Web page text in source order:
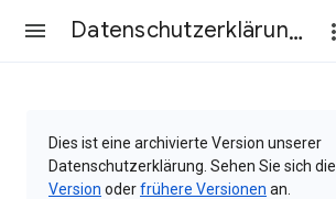
Datenschutzerklärung & Nutzungsbedingungen
Dies ist eine archivierte Version unserer
Datenschutzerklärung. Sehen Sie sich die
Version oderfrühere Versionen an.